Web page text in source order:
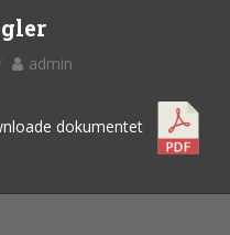
admin
dokumentet